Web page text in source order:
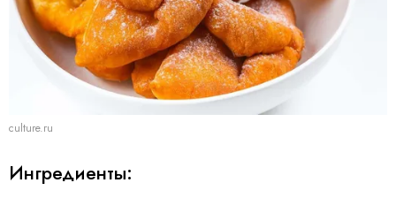
culture.ru
Ингредиенты: